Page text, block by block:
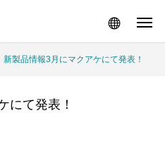
新製品情報3月にマクアケにて発表！
にて発表！